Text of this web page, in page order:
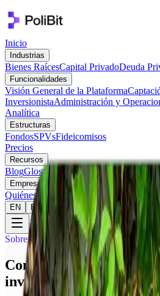
Inicio
Industrias
Bienes RaícesCapital PrivadoDeuda
Funcionalidades
Visión General de la Plataforma
InversionistaAdministración y
Analítica
Estructuras
FondosSPVsFideicomisos
Precios
Recursos
BlogGlosario Casos de Éxito
Empresa
Quiénes Somos Contacto
EN ES
Demo Gratuita
Sobre PoliBit
Construyendo el futuro
inversiones.